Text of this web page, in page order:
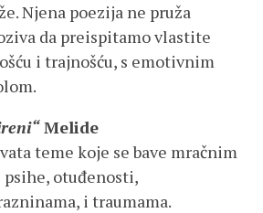
Njena poezija ne pruža
da preispitamo vlastite
i trajnošću, s emotivnim
Melide
teme koje se bave mračnim
otuđenosti,
i traumama.